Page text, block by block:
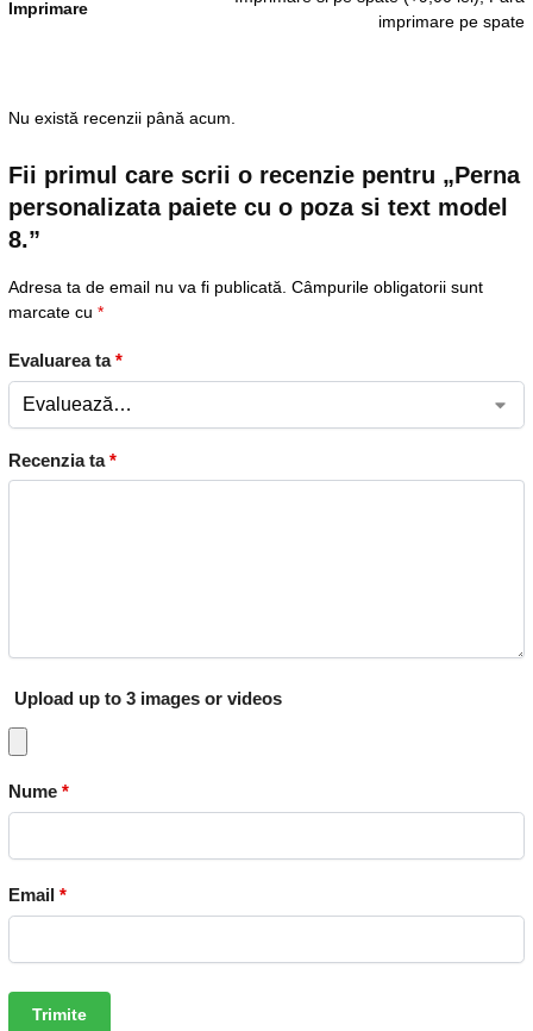
Imprimare
imprimare pe spate
Nu există recenzii până acum.
Fii primul care scrii o recenzie pentru „Perna
personalizata paiete cu o poza si text model
8.”
Adresa ta de email nu va fi publicată. Câmpurile obligatorii sunt
marcate cu *
Evaluarea ta*
Recenzia ta*
Upload up to 3 images or videos
Nume *
Email *